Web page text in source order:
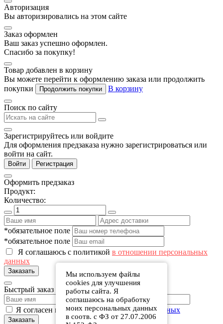
Авторизация
Вы авторизировались на этом сайте
Заказ оформлен
Ваш заказ успешно оформлен.
Спасибо за покупку!
Товар добавлен в корзину
Вы можете перейти к оформлению заказа или продолжить
покупки
Продолжить покупки В корзину
Поиск по сайту
Зарегистрируйтесь или войдите
Для оформления предзаказа нужно зарегистрироваться или
войти на сайт.
Войти Регистрация
Оформить предзаказ
Продукт:
Количество:
*обязательное поле
*обязательное поле
Я соглашаюсь с политикой в отношении персональных
данных
Заказать
Быстрый заказ
Я согласен на обработку персональных данных
Заказать
Мы используем файлы
cookies для улучшения
работы сайта. Я
соглашаюсь на обработку
моих персональных данных
в соотв. с ФЗ от 27.07.2006